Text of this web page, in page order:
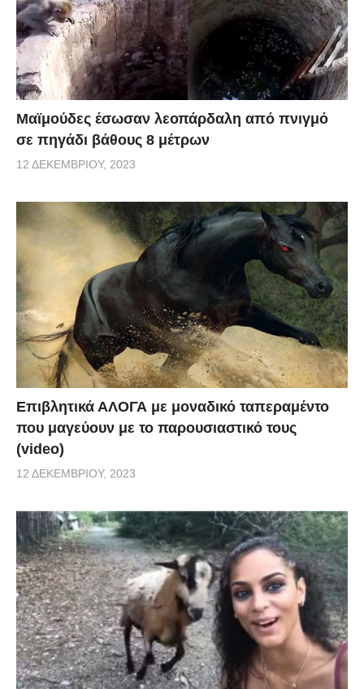
Μαϊμούδες έσωσαν λεοπάρδαλη από πνιγμό
σε πηγάδι βάθους 8 μέτρων
12 ΔΕΚΕΜΒΡΊΟΥ, 2023
Επιβλητικά ΑΛΟΓΑ με μοναδικό ταπεραμέντο
που μαγεύουν με το παρουσιαστικό τους
(video)
12 ΔΕΚΕΜΒΡΊΟΥ, 2023